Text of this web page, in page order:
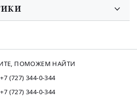
ПОМОЖЕМ НАЙТИ
+7 (727) 344-0-344
+7 (727) 344-0-344